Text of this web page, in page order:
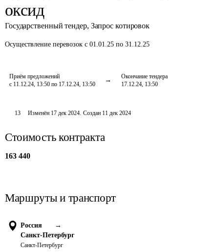
оксид
Государственный тендер, Запрос котировок
Осуществление перевозок с 01.01.25 по 31.12.25
Приём предложений
с 11.12.24, 13:50 по 17.12.24, 13:50
Окончание тендера
17.12.24, 13:50
13 Изменён 17 дек 2024. Создан 11 дек 2024
Стоимость контракта
163 440
Маршруты и транспорт
Россия
→
Санкт-Петербург
Санкт-Петербург